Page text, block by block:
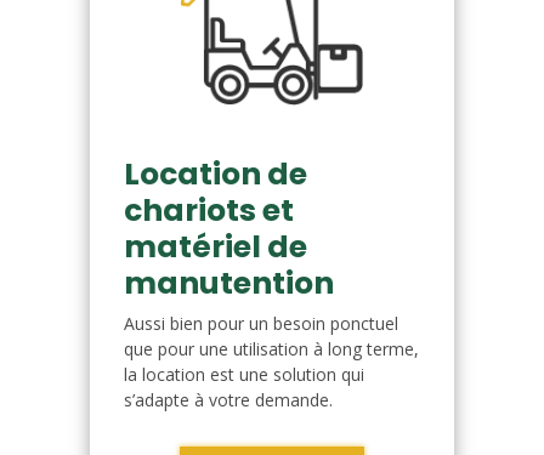
Location de
chariots et
matériel de
manutention
Aussi bien pour un besoin ponctuel
que pour une utilisation à long terme,
la location est une solution qui
s’adapte à votre demande.